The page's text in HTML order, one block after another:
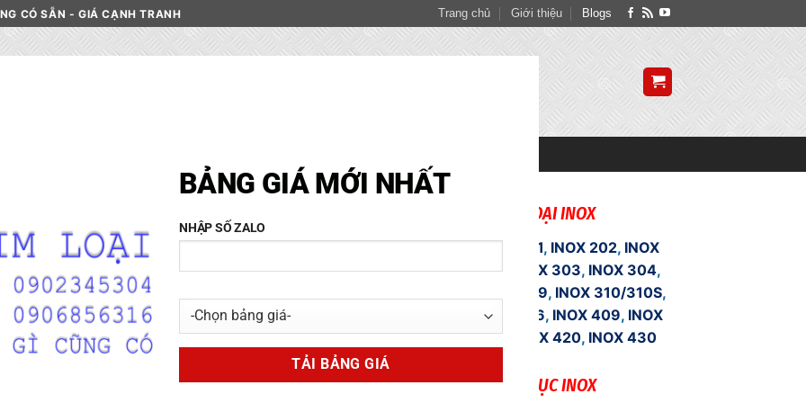
CÓ SẴN - GIÁ CẠNH TRANH Trang chủ Giới thiệu Blogs
PHÂN LOẠI INOX
INOX 201, INOX 202, INOX
301
INOX 303, INOX 304,
INOX 309, INOX 310/310S,
INOX 316, INOX 409, INOX
410
INOX 420, INOX 430
DANH MỤC INOX
CLOSE
THIS
MODULE
BẢNG GIÁ MỚI NHẤT
NHẬP SỐ ZALO